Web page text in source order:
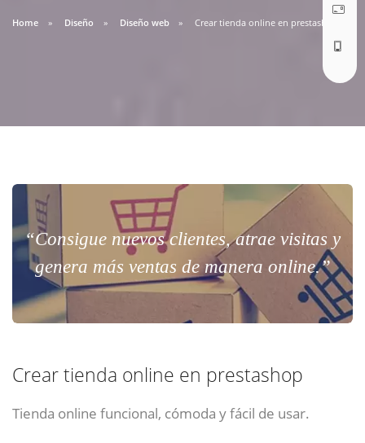
Home Diseño Diseño web Crear tienda online en prestashop
“Consigue nuevos clientes, atrae visitas y
genera más ventas de manera online.”
Crear tienda online en prestashop
Tienda online funcional, cómoda y fácil de usar.